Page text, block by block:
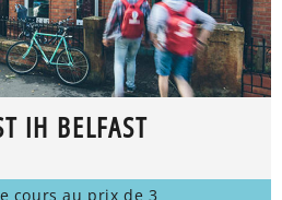
IH BELFAST
cours au prix de 3